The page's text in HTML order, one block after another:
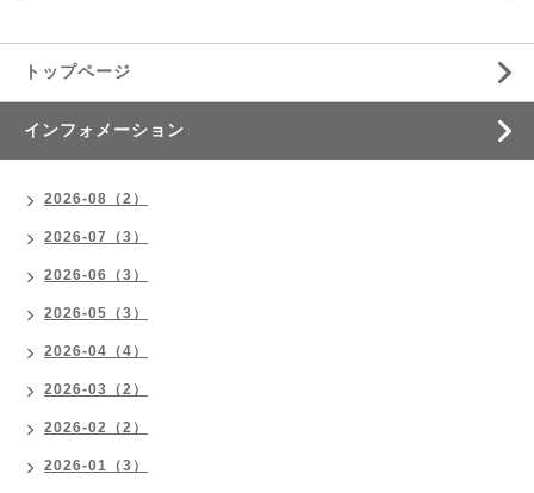
トップページ
インフォメーション
2026-08（2）
2026-07（3）
2026-06（3）
2026-05（3）
2026-04（4）
2026-03（2）
2026-02（2）
2026-01（3）